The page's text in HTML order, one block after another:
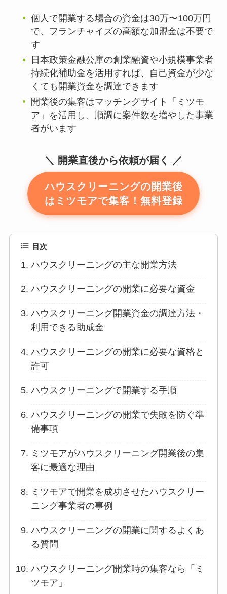
個人で開業する場合の資金は30万〜100万円
で、フランチャイズの高額な加盟金は不要で
す
日本政策金融公庫の創業融資や小規模事業者
持続化補助金を活用すれば、自己資金が少な
くても開業資金を調達できます
開業後の集客はマッチングサイト「ミツモ
ア」を活用し、順調に案件数を増やした事業
者がいます
開業直後から依頼が届く
ハウスクリーニングの開業後
はミツモアで集客！無料登録
目次
ハウスクリーニングの主な開業方法
ハウスクリーニングの開業に必要な資金
ハウスクリーニング開業資金の調達方法・
利用できる助成金
ハウスクリーニングの開業に必要な資格と
許可
ハウスクリーニングで開業する手順
ハウスクリーニングの開業で失敗を防ぐ準
備事項
ミツモアがハウスクリーニング開業後の集
客に最適な理由
ミツモアで開業を成功させたハウスクリー
ニング事業者の事例
ハウスクリーニングの開業に関するよくあ
る質問
ハウスクリーニング開業時の集客なら「ミ
ツモア」